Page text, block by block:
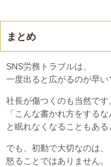
まとめ
SNS労務トラブルは、
一度出ると広がるのが早い
社長が傷つくのも当然です
「こんな書かれ方をするな
と眠れなくなることもある
でも、初動で大切なのは、
怒ることではありません。